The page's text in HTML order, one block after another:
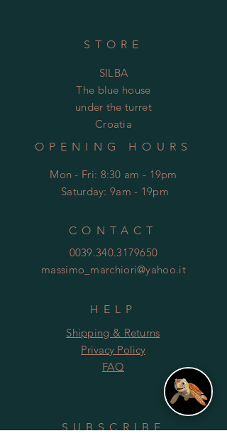
STORE
SILBA
The blue house
under the turret
Croatia
OPENING HOURS
Mon - Fri: 8:30 am - 19pm
Saturday: 9am - 19pm
CONTACT
0039.340.3179650
massimo_marchiori@yahoo.it
HELP
Shipping & Returns
Privacy Policy
FAQ
SUBSCRIBE